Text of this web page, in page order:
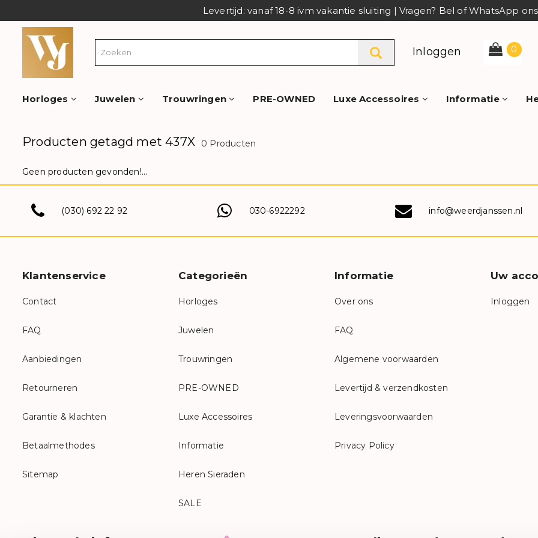
Levertijd: vanaf 18-8 ivm vakantie sluiting | Vragen? Bel of WhatsApp
Inloggen 0
Horloges Juwelen Trouwringen PRE-OWNED Luxe Accessoires Informatie
Producten getagd met 437X 0 Producten
Geen producten gevonden!...
(030) 692 22 92 030-6922292 info@weerdjanssen.nl
Klantenservice
Contact
FAQ
Aanbiedingen
Retourneren
Garantie & klachten
Betaalmethodes
Sitemap
Categorieën
Horloges
Juwelen
Trouwringen
PRE-OWNED
Luxe Accessoires
Informatie
Heren Sieraden
SALE
Informatie
Over ons
FAQ
Algemene voorwaarden
Levertijd & verzendkosten
Leveringsvoorwaarden
Privacy Policy
Uw
Inloggen